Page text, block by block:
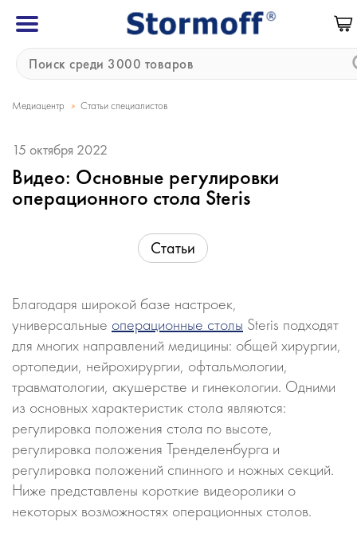
Медиацентр » Статьи специалистов
15 октября 2022
Видео: Основные регулировки
операционного стола Steris
Статьи
Благодаря широкой базе настроек,
универсальные операционные столы Steris подходят
для многих направлений медицины: общей хирургии,
ортопедии, нейрохирургии, офтальмологии,
травматологии, акушерстве и гинекологии. Одними
из основных характеристик стола являются:
регулировка положения стола по высоте,
регулировка положения Тренделенбурга и
регулировка положений спинного и ножных секций.
Ниже представлены короткие видеоролики о
некоторых возможностях операционных столов.